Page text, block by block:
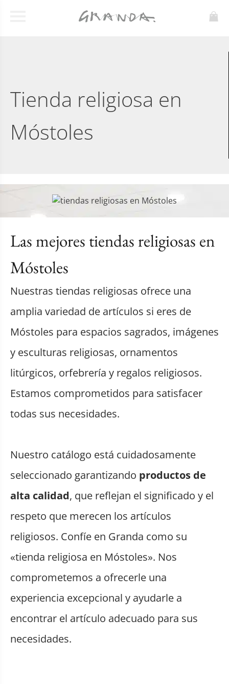
Tienda religiosa en
Móstoles
Las mejores tiendas religiosas en
Móstoles
Nuestras tiendas religiosas ofrece una
amplia variedad de artículos si eres de
Móstoles para espacios sagrados, imágenes
y esculturas religiosas, ornamentos
litúrgicos, orfebrería y regalos religiosos.
Estamos comprometidos para satisfacer
todas sus necesidades.
Nuestro catálogo está cuidadosamente
seleccionado garantizando productos de
alta calidad, que reflejan el significado y el
respeto que merecen los artículos
religiosos. Confíe en Granda como su
«tienda religiosa en Móstoles». Nos
comprometemos a ofrecerle una
experiencia excepcional y ayudarle a
encontrar el artículo adecuado para sus
necesidades.